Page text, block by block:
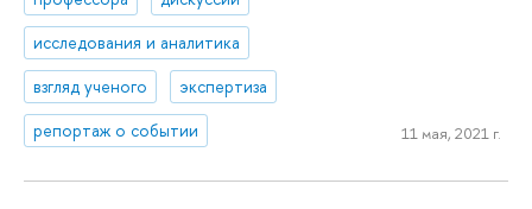
исследования и аналитика
взгляд ученого
экспертиза
репортаж о событии
11 мая, 2021 г.